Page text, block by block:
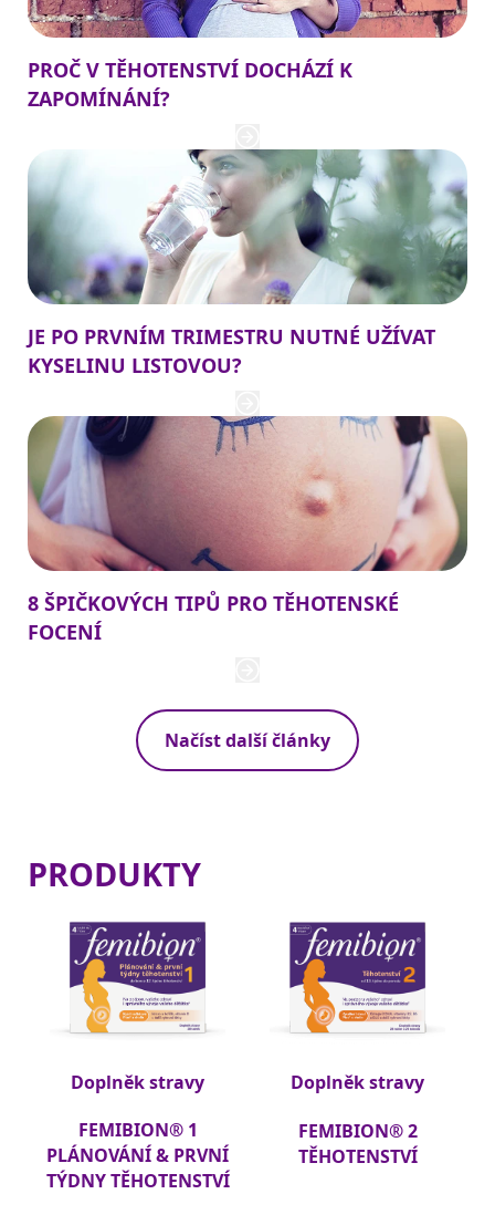
PROČ V TĚHOTENSTVÍ DOCHÁZÍ K
ZAPOMÍNÁNÍ?
JE PO PRVNÍM TRIMESTRU NUTNÉ UŽÍVAT
KYSELINU LISTOVOU?
8 ŠPIČKOVÝCH TIPŮ PRO TĚHOTENSKÉ
FOCENÍ
Načíst další články
PRODUKTY
Doplněk stravy
FEMIBION® 1
PLÁNOVÁNÍ & PRVNÍ
TÝDNY TĚHOTENSTVÍ
Doplněk stravy
FEMIBION® 2
TĚHOTENSTVÍ